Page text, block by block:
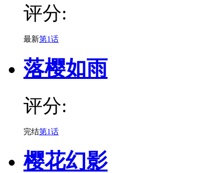
评分:
最新第1话
落樱如雨
评分:
完结第1话
樱花幻影